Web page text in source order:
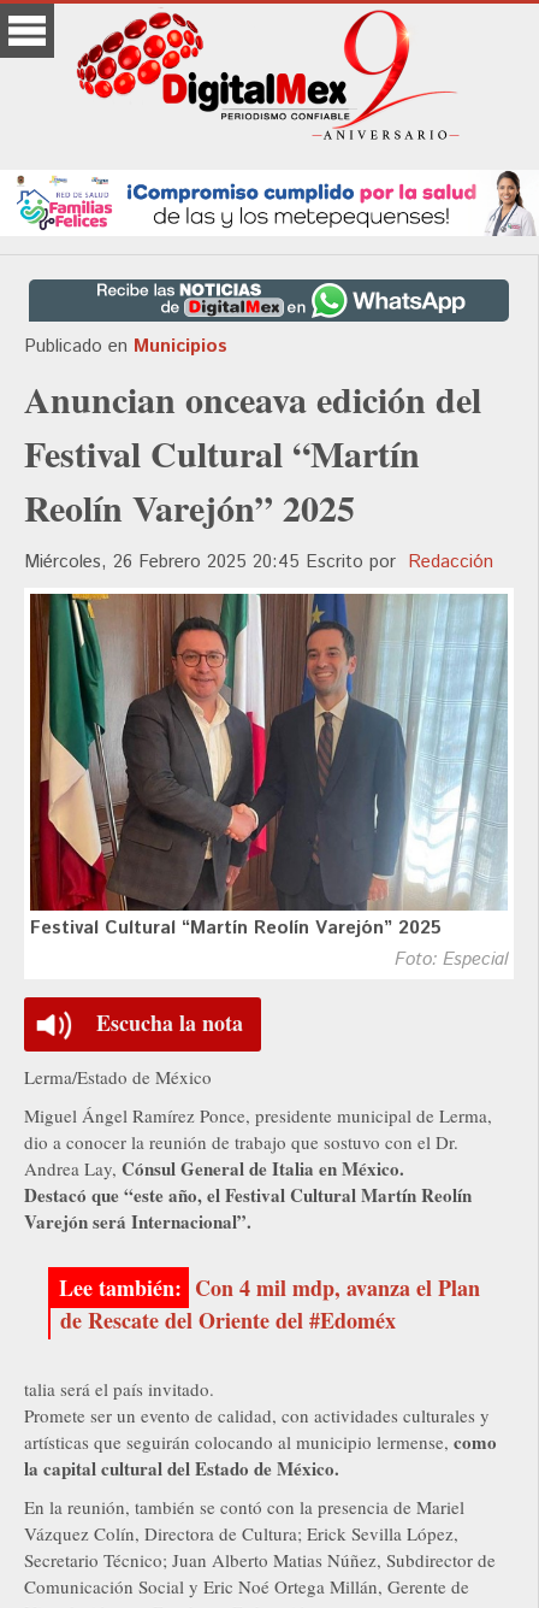
Publicado en Municipios
Anuncian onceava edición del
Festival Cultural “Martín
Reolín Varejón” 2025
Miércoles, 26 Febrero 2025 20:45 Escrito por Redacción
Festival Cultural “Martín Reolín Varejón” 2025
Foto: Especial
Escucha la nota
Lerma/Estado de México
Miguel Ángel Ramírez Ponce, presidente municipal de Lerma,
dio a conocer la reunión de trabajo que sostuvo con el Dr.
Andrea Lay, Cónsul General de Italia en México.
Destacó que “este año, el Festival Cultural Martín Reolín
Varejón será Internacional”.
Con 4 mil mdp, avanza el Plan
de Rescate del Oriente del #Edoméx
talia será el país invitado.
Promete ser un evento de calidad, con actividades culturales y
artísticas que seguirán colocando al municipio lermense, como
la capital cultural del Estado de México.
En la reunión, también se contó con la presencia de Mariel
Vázquez Colín, Directora de Cultura; Erick Sevilla López,
Secretario Técnico; Juan Alberto Matias Núñez, Subdirector de
Comunicación Social y Eric Noé Ortega Millán, Gerente de